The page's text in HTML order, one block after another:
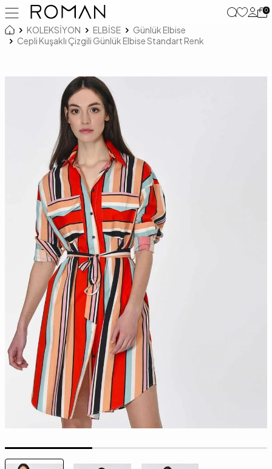
0
KOLEKSİYON ELBİSE
Günlük Elbise
Cepli Kuşaklı Çizgili Günlük Elbise Standart Renk